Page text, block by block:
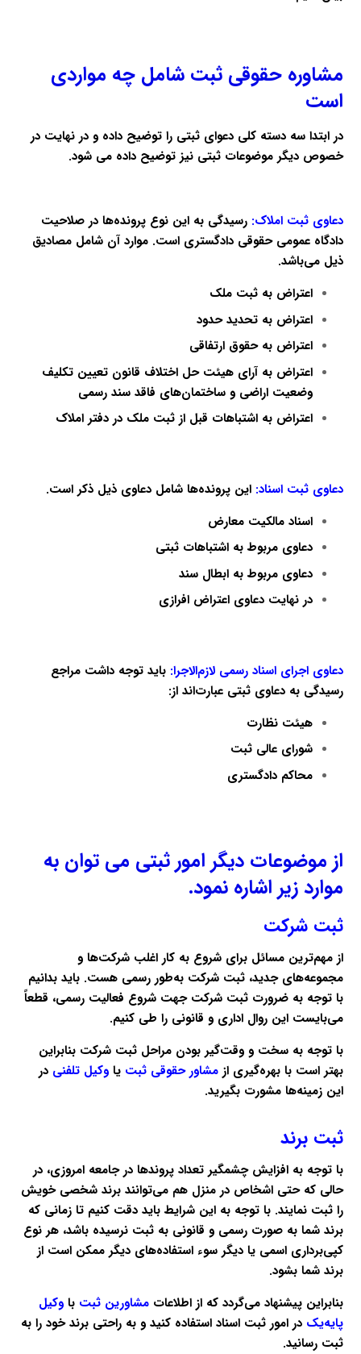
مشاوره حقوقی ثبت شامل چه مواردی
است
در ابتدا سه دسته کلی دعوای ثبتی را توضیح داده و در نهایت در
خصوص دیگر موضوعات ثبتی نیز توضیح داده می شود.
دعاوی ثبت املاک: رسیدگی به این نوع پرونده‌ها در صلاحیت
دادگاه عمومی حقوقی دادگستری است. موارد آن شامل مصادیق
ذیل می‌باشد.
اعتراض به ثبت ملک
اعتراض به تحدید حدود
اعتراض به حقوق ارتفاقی
اعتراض به آرای هیئت حل اختلاف قانون تعیین تکلیف
وضعیت اراضی و ساختمان‌های فاقد سند رسمی
اعتراض به اشتباهات قبل از ثبت ملک در دفتر املاک
دعاوی ثبت اسناد: این پرونده‌ها شامل دعاوی ذیل ذکر است.
اسناد مالکیت معارض
دعاوی مربوط به اشتباهات ثبتی
دعاوی مربوط به ابطال سند
در نهایت دعاوی اعتراض افرازی
دعاوی اجرای اسناد رسمی لازم‌الاجرا: باید توجه داشت مراجع
رسیدگی به دعاوی ثبتی عبارت‌اند از:
هیئت نظارت
شورای عالی ثبت
محاکم دادگستری
از موضوعات دیگر امور ثبتی می توان به
موارد زیر اشاره نمود.
ثبت شرکت
از مهم‌ترین مسائل برای شروع به کار اغلب شرکت‌ها و
مجموعه‌های جدید، ثبت شرکت به‌طور رسمی هست. باید بدانیم
با توجه به ضرورت ثبت شرکت جهت شروع فعالیت رسمی، قطعاً
می‌بایست این روال اداری و قانونی را طی کنیم.
با توجه به سخت و وقت‌گیر بودن مراحل ثبت شرکت بنابراین
بهتر است با بهره‌گیری ازمشاور حقوقی ثبت یاوکیل تلفنیدر
این زمینه‌ها مشورت بگیرید.
ثبت برند
با توجه به افزایش چشمگیر تعداد پروندها در جامعه امروزی، در
حالی که حتی اشخاص در منزل هم می‌توانند برند شخصی خویش
را ثبت نمایند. با توجه به این شرایط باید دقت کنیم تا زمانی که
برند شما به صورت رسمی و قانونی به ثبت نرسیده باشد، هر نوع
کپی‌برداری اسمی یا دیگر سوء استفاده‌های دیگر ممکن است از
برند شما بشود.
بنابراین پیشنهاد می‌گردد که از اطلاعاتمشاورین ثبتباوکیل
پایه‌یکدر امور ثبت اسناد استفاده کنید و به راحتی برند خود را به
ثبت رسانید.